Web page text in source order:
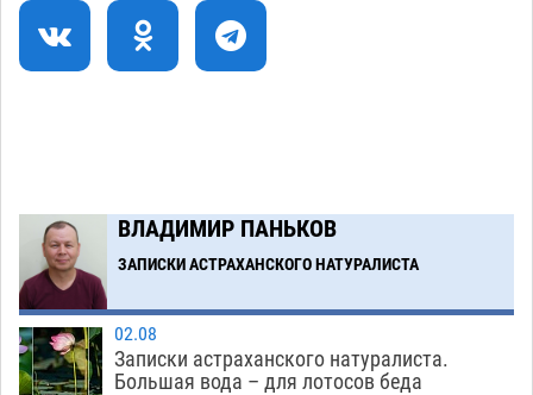
Тяга к сверхскоростям обошлась
астраханской логистической компании в 400
тысяч рублей
14:09
С 11 августа астраханские водоемы
обеспечат притоком в семь тысяч кубов
07.08
ВЛАДИМИР ПАНЬКОВ
ЗАПИСКИ АСТРАХАНСКОГО НАТУРАЛИСТА
02.08
Записки астраханского натуралиста.
Большая вода – для лотосов беда